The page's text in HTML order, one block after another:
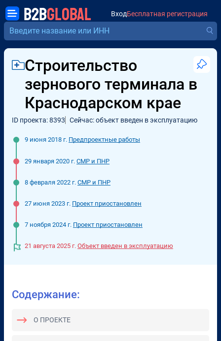
B2BGLOBAL ВходБесплатная регистрация
Строительство
зернового терминала в
Краснодарском крае
ID проекта: 8393 Сейчас: объект введен в эксплуатацию
9 июня 2018 г. Предпроектные работы
29 января 2020 г. СМР и ПНР
8 февраля 2022 г. СМР и ПНР
27 июня 2023 г. Проект приостановлен
7 ноября 2024 г. Проект приостановлен
21 августа 2025 г. Объект введен в эксплуатацию
Содержание:
О ПРОЕКТЕ